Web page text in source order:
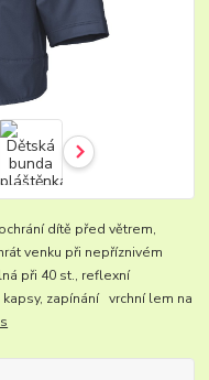
dítě před větrem,
venku při nepříznivém
při 40 st., reflexní
zapínání vrchní lem na